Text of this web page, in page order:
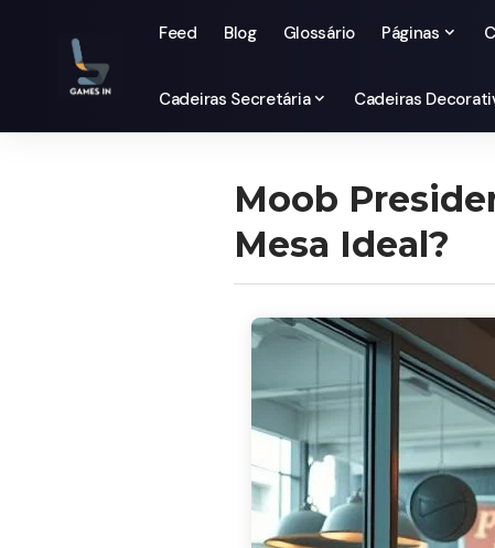
Feed Blog Glossário Páginas
Cadeiras Secretária Cadeiras
Moob
Mesa Ideal?